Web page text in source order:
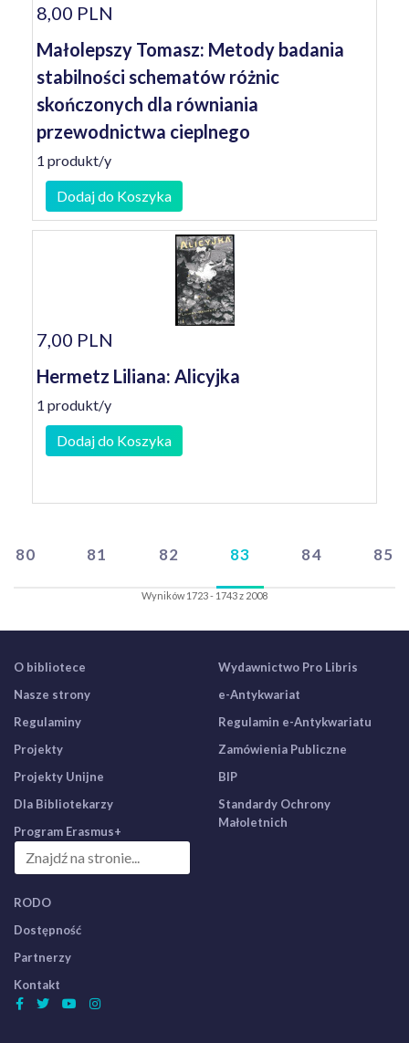
8,00 PLN
Małolepszy Tomasz: Metody badania
stabilności schematów różnic
skończonych dla równiania
przewodnictwa cieplnego
1 produkt/y
Dodaj do Koszyka
7,00 PLN
Hermetz Liliana: Alicyjka
1 produkt/y
Dodaj do Koszyka
80 81 82 83 84 85
Wyników 1723 - 1743 z 2008
O bibliotece
Nasze strony
Regulaminy
Projekty
Projekty Unijne
Dla Bibliotekarzy
Program Erasmus+
Wydawnictwo Pro Libris
e-Antykwariat
Regulamin e-Antykwariatu
Zamówienia Publiczne
BIP
Standardy Ochrony
Małoletnich
RODO
Dostępność
Partnerzy
Kontakt